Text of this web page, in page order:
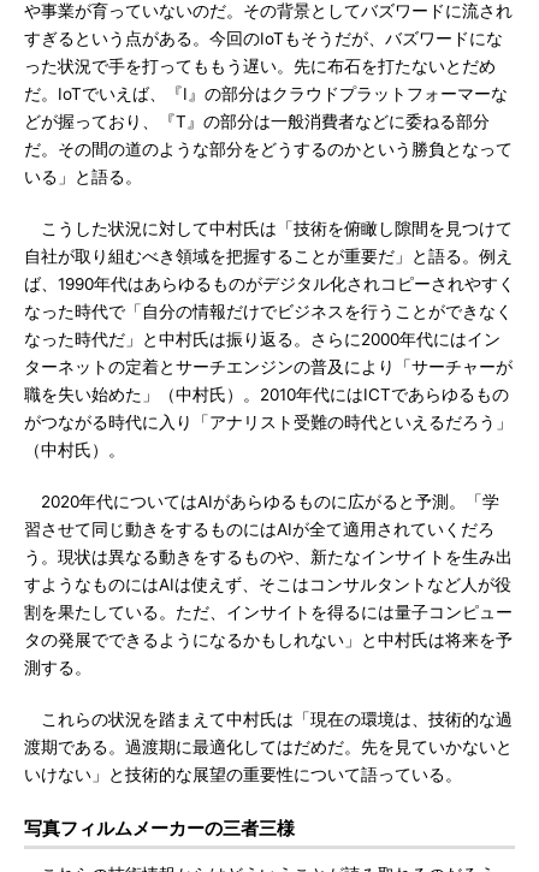
や事業が育っていないのだ。その背景としてバズワードに流され
すぎるという点がある。今回のIoTもそうだが、バズワードにな
った状況で手を打ってももう遅い。先に布石を打たないとだめ
だ。IoTでいえば、『I』の部分はクラウドプラットフォーマーな
どが握っており、『T』の部分は一般消費者などに委ねる部分
だ。その間の道のような部分をどうするのかという勝負となって
いる」と語る。
こうした状況に対して中村氏は「技術を俯瞰し隙間を見つけて
自社が取り組むべき領域を把握することが重要だ」と語る。例え
ば、1990年代はあらゆるものがデジタル化されコピーされやすく
なった時代で「自分の情報だけでビジネスを行うことができなく
なった時代だ」と中村氏は振り返る。さらに2000年代にはイン
ターネットの定着とサーチエンジンの普及により「サーチャーが
職を失い始めた」（中村氏）。2010年代にはICTであらゆるもの
がつながる時代に入り「アナリスト受難の時代といえるだろう」
（中村氏）。
2020年代についてはAIがあらゆるものに広がると予測。「学
習させて同じ動きをするものにはAIが全て適用されていくだろ
う。現状は異なる動きをするものや、新たなインサイトを生み出
すようなものにはAIは使えず、そこはコンサルタントなど人が役
割を果たしている。ただ、インサイトを得るには量子コンピュー
タの発展でできるようになるかもしれない」と中村氏は将来を予
測する。
これらの状況を踏まえて中村氏は「現在の環境は、技術的な過
渡期である。過渡期に最適化してはだめだ。先を見ていかないと
いけない」と技術的な展望の重要性について語っている。
写真フィルムメーカーの三者三様